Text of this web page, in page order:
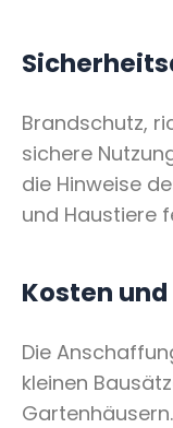
Brandschutz,
sichere
die Hinweise
und Haustiere
Kosten
Die
kleinen